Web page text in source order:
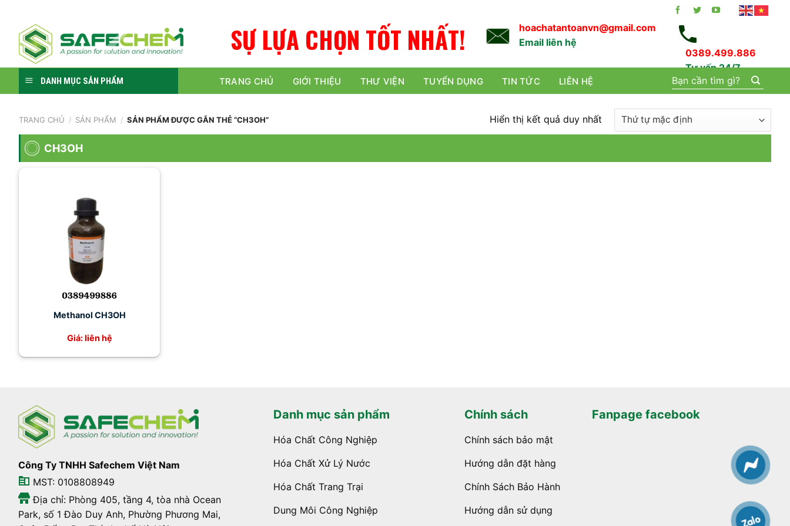
content
SỰ LỰA CHỌN TỐT NHẤT!
hoachatantoanvn@gmail.com
Email liên hệ
0389.499.886
Tư vấn 24/7
DANH MỤC SẢN PHẨM TRANG CHỦ GIỚI THIỆU THƯ VIỆN TUYỂN DỤNG TIN TỨC LIÊN HỆ
Tìm
kiếm:
TRANG CHỦ / SẢN PHẨM / SẢN PHẨM ĐƯỢC GẮN THẺ “CH3OH” Hiển thị kết quả duy nhất
CH3OH
Methanol CH3OH
Giá: liên hệ
Công Ty TNHH Safechem Việt Nam
MST: 0108808949
Địa chỉ: Phòng 405, tầng 4, tòa nhà Ocean
Park, số 1 Đào Duy Anh, Phường Phương Mai,
Danh mục sản phẩm
Hóa Chất Công Nghiệp
Hóa Chất Xử Lý Nước
Hóa Chất Trang Trại
Dung Môi Công Nghiệp
Chính sách
Chính sách bảo mật
Hướng dẫn đặt hàng
Chính Sách Bảo Hành
Hướng dẫn sử dụng
Fanpage facebook